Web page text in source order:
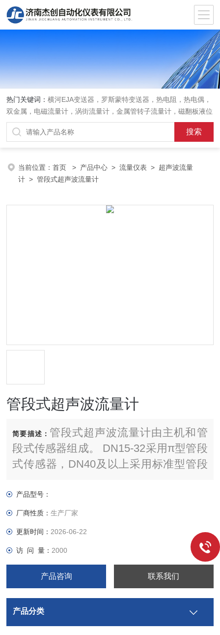
热门关键词：横河EJA变送器，罗斯蒙特变送器，热电阻，热电偶，
双金属，电磁流量计，涡街流量计，金属管转子流量计，磁翻板液位
计，超声波液位计
当前位置：首页 > 产品中心 >流量仪表 > 超声波流量
计 > 管段式超声波流量计
管段式超声波流量计
简要描述： 管段式超声波流量计由主机和管
段式传感器组成。 DN15-32采用π型管段
式传感器，DN40及以上采用标准型管段
简单，始动流量低，测量精度高，无压力
损失等优点。
产品型号：
厂商性质：生产厂家
更新时间： 2026-06-22
访 问 量： 2000
产品咨询 联系我们
产品分类